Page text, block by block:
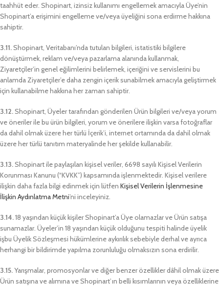
taahhüt eder. Shopinart, izinsiz kullanımı engellemek amacıyla Üye’nin
Shopinart’a erişimini engelleme ve/veya üyeliğini sona erdirme hakkına
sahiptir.
3.11.Shopinart, Veritabanı’nda tutulan bilgileri, istatistiki bilgilere
dönüştürmek, reklam ve/veya pazarlama alanında kullanmak,
Ziyaretçiler’in genel eğilimlerini belirlemek, içeriğini ve servislerini bu
anlamda Ziyaretçiler’e daha zengin içerik sunabilmek amacıyla geliştirmek
için kullanabilme hakkına her zaman sahiptir.
3.12.Shopinart, Üyeler tarafından gönderilen Ürün bilgileri ve/veya yorum
ve öneriler ile bu ürün bilgileri, yorum ve önerilere ilişkin varsa fotoğraflar
da dahil olmak üzere her türlü İçerik’i, internet ortamında da dahil olmak
üzere her türlü tanıtım materyalinde her şekilde kullanabilir.
3.13.Shopinart ile paylaşılan kişisel veriler, 6698 sayılı Kişisel Verilerin
Korunması Kanunu (“KVKK”) kapsamında işlenmektedir. Kişisel verilere
ilişkin daha fazla bilgi edinmek için lütfen Kişisel Verilerin İşlenmesine
İlişkin Aydınlatma Metni’ni inceleyiniz.
3.14.18 yaşından küçük kişiler Shopinart’a Üye olamazlar ve Ürün satışa
sunamazlar. Üyeler’in 18 yaşından küçük olduğunu tespiti halinde üyelik
işbu Üyelik Sözleşmesi hükümlerine aykırılık sebebiyle derhal ve ayrıca
herhangi bir bildirimde yapılma zorunluluğu olmaksızın sona erdirilir.
3.15.Yarışmalar, promosyonlar ve diğer benzer özellikler dâhil olmak üzere
Ürün satışına ve alımına ve Shopinart’ın belli kısımlarının veya özelliklerine